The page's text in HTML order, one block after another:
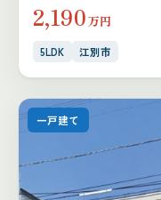
2,190万円
5LDK 江別市
一戸建て